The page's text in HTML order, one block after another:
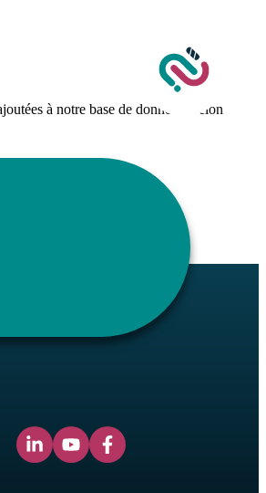
à notre base de données. Selon